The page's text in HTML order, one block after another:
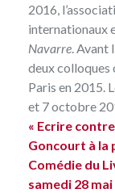
2016,
internationaux
Navarre .
deux colloques
Paris en 2015 .
et 7 octobre
« Ecrire
Goncourt à la
Comédie du
samedi 28 mai